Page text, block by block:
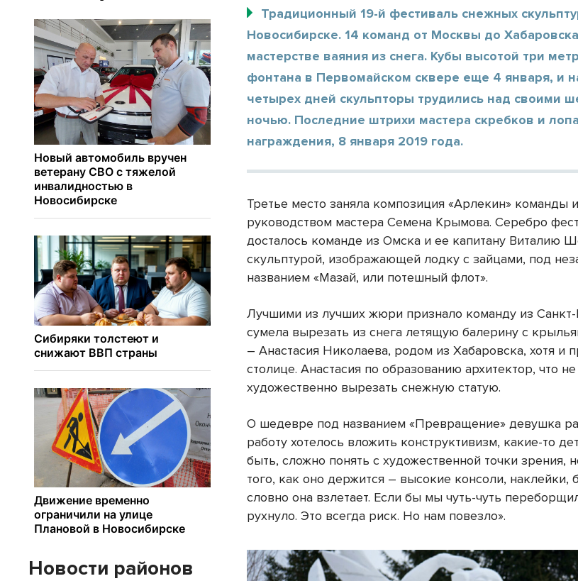
Традиционный 19-й фестиваль снежных
Новосибирске. 14 команд от Москвы до
мастерстве ваяния из снега. Кубы высотой три
фонтана в Первомайском сквере еще 4 января, и
четырех дней скульпторы трудились над своими
ночью. Последние штрихи мастера скребков и
награждения, 8 января 2019 года.
Третье место заняла композиция «Арлекин» команды
руководством мастера Семена Крымова. Серебро
досталось команде из Омска и ее капитану Виталию
скульптурой, изображающей лодку с зайцами, под
названием «Мазай, или потешный флот».
Лучшими из лучших жюри признало команду из Санкт-
сумела вырезать из снега летящую балерину с
– Анастасия Николаева, родом из Хабаровска, хотя и
столице. Анастасия по образованию архитектор, что
художественно вырезать снежную статую.
О шедевре под названием «Превращение» девушка
работу хотелось вложить конструктивизм, какие-то
быть, сложно понять с художественной точки зрения,
того, как оно держится – высокие консоли, наклейки,
словно она взлетает. Если бы мы чуть-чуть
рухнуло. Это всегда риск. Но нам повезло».
Новости районов